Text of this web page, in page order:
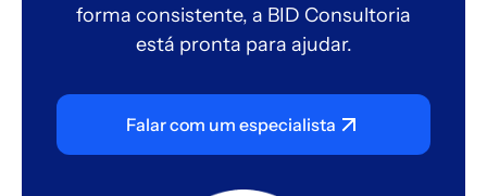
forma consistente, a BID Consultoria
está pronta para ajudar.
Falar com um especialista